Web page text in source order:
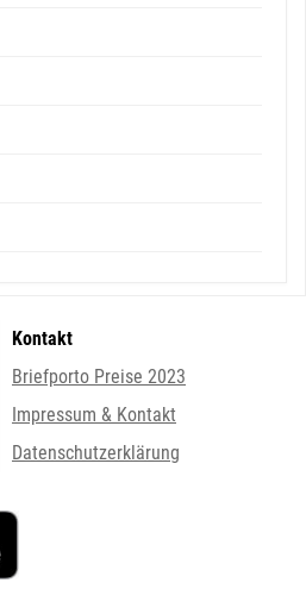
Kontakt
Briefporto Preise 2023
Impressum & Kontakt
Datenschutzerklärung